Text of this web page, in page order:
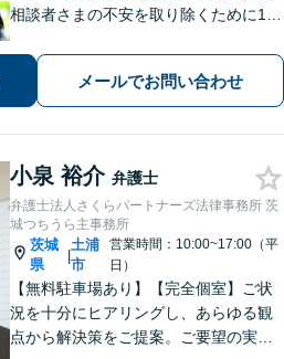
相談者さまの不安を取り除くために1件
談者さまに寄り添った解決方法を提案
することを心がけています。まずはお
気軽にお問い合わせください。
メールでお問い合わせ
小泉 裕介 弁護士
弁護士法人さくらパートナーズ法律事務所 茨
城つちうら主事務所
茨城
県
|
土浦
市
営業時間：10:00~17:00（平
日）
【無料駐車場あり】【完全個室】ご状
況を十分にヒアリングし、あらゆる観
点から解決策をご提案。ご要望の実現